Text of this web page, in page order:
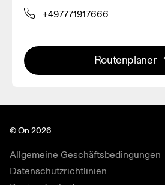
+497771917666
Routenplaner
© On 2026
Allgemeine Geschäftsbedingungen
Datenschutzrichtlinien